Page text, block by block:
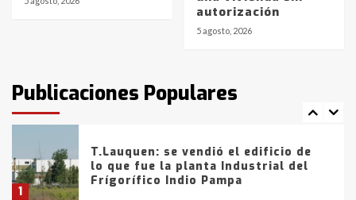
autorización
5 agosto, 2026
Publicaciones Populares
fueron detenidos por
comercialización de drogas en la
tarde del sábado
1
T.Lauquen: se vendió el edificio de
lo que fue la planta Industrial del
Frígorífico Indio Pampa